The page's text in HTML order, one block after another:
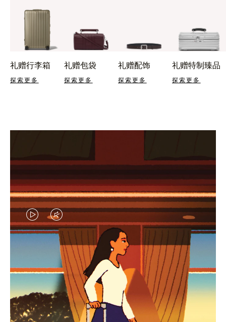
礼赠行李箱
探索更多
礼赠包袋
探索更多
礼赠配饰
探索更多
礼赠特制臻品
探索更多
视
频
暂
停，
请
视
频
已
静
音，
请
臻礼指南
寻觅心仪的出行伴侣，与您共
享缤纷旅程